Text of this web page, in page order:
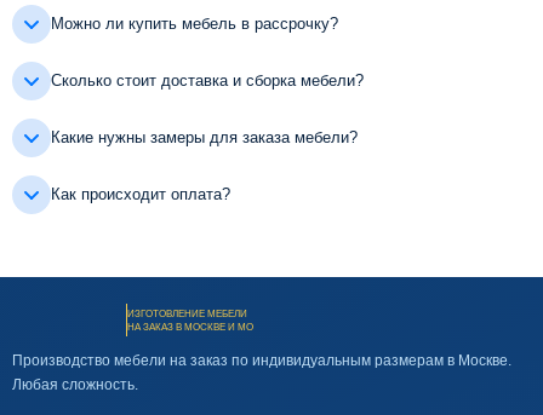
Можно ли купить мебель в рассрочку?
Сколько стоит доставка и сборка мебели?
Какие нужны замеры для заказа мебели?
Как происходит оплата?
ИЗГОТОВЛЕНИЕ МЕБЕЛИ
НА ЗАКАЗ В МОСКВЕ И МО
Производство мебели на заказ по индивидуальным размерам в Москве.
Любая сложность.